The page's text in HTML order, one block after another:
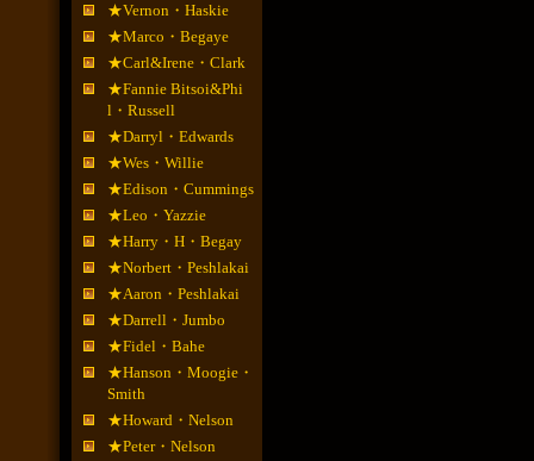
★Vernon・Haskie
★Marco・Begaye
★Carl&Irene・Clark
★Fannie Bitsoi&Phi
l・Russell
★Darryl・Edwards
★Wes・Willie
★Edison・Cummings
★Leo・Yazzie
★Harry・H・Begay
★Norbert・Peshlakai
★Aaron・Peshlakai
★Darrell・Jumbo
★Fidel・Bahe
★Hanson・Moogie・
Smith
★Howard・Nelson
★Peter・Nelson